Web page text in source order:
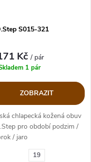
19
S015-321
Kč/ pár
1 pár
ZOBRAZIT
chlapecká kožená obuv
pro období podzim /
/ jaro
19-24